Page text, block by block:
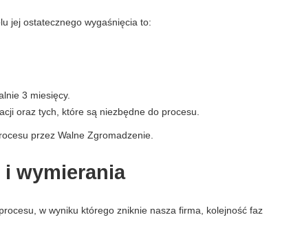
jej ostatecznego wygaśnięcia to:
3 miesięcy.
oraz tych, które są niezbędne do procesu.
przez Walne Zgromadzenie.
wymierania
w wyniku którego zniknie nasza firma, kolejność faz